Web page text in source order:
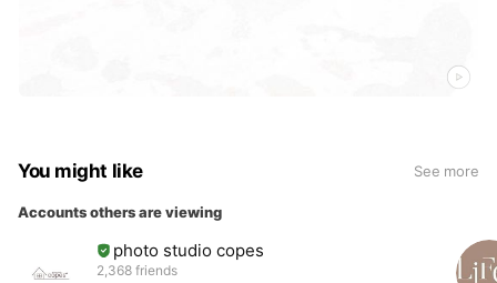
You might like See more
Accounts others are viewing
photo studio copes
2,368 friends